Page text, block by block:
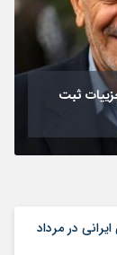
/ جزییات ثبت
در مرداد